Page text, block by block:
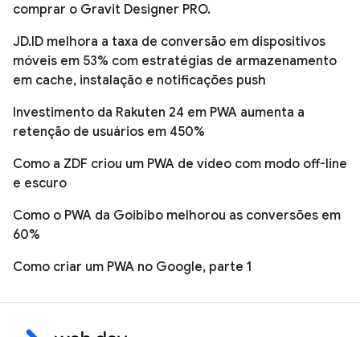
comprar o Gravit Designer PRO.
JD.ID melhora a taxa de conversão em dispositivos
móveis em 53% com estratégias de armazenamento
em cache, instalação e notificações push
Investimento da Rakuten 24 em PWA aumenta a
retenção de usuários em 450%
Como a ZDF criou um PWA de vídeo com modo off-line
e escuro
Como o PWA da Goibibo melhorou as conversões em
60%
Como criar um PWA no Google, parte 1